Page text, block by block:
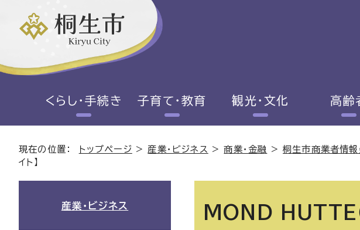
くらし・手続き 子育て・教育 観光・文化 高齢
現在の位置： トップページ > 産業・ビジネス >商業・金融 >桐生市商業者情報
イト】
MOND HUTTE（
産業・ビジネス